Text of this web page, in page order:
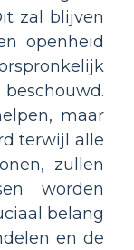
zal blijven
openheid
maar
terwijl alle
zullen
worden
belang
en de